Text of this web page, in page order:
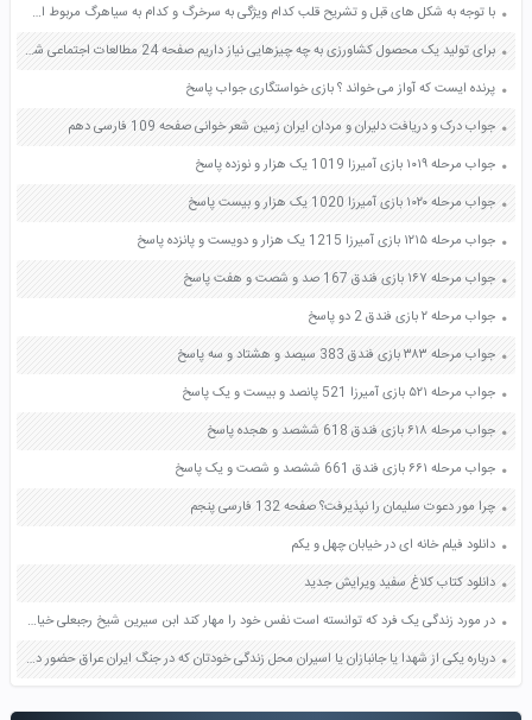
با توجه به شکل های قبل و تشریح قلب کدام ویژگی به سرخرگ و کدام به سیاهرگ مربوط است صفحه 122 علوم هفتم
برای تولید یک محصول کشاورزی به چه چیزهایی نیاز داریم صفحه 24 مطالعات اجتماعی ششم
پرنده ایست که آواز می خواند ؟ بازی خواستگاری جواب پاسخ
جواب درک و دریافت دلیران و مردان ایران زمین شعر خوانی صفحه 109 فارسی دهم
جواب مرحله ۱۰۱۹ بازی آمیرزا 1019 یک هزار و نوزده پاسخ
جواب مرحله ۱۰۲۰ بازی آمیرزا 1020 یک هزار و بیست پاسخ
جواب مرحله ۱۲۱۵ بازی آمیرزا 1215 یک هزار و دویست و پانزده پاسخ
جواب مرحله ۱۶۷ بازی فندق 167 صد و شصت و هفت پاسخ
جواب مرحله ۲ بازی فندق 2 دو پاسخ
جواب مرحله ۳۸۳ بازی فندق 383 سیصد و هشتاد و سه پاسخ
جواب مرحله ۵۲۱ بازی آمیرزا 521 پانصد و بیست و یک پاسخ
جواب مرحله ۶۱۸ بازی فندق 618 ششصد و هجده پاسخ
جواب مرحله ۶۶۱ بازی فندق 661 ششصد و شصت و یک پاسخ
چرا مور دعوت سلیمان را نپذیرفت؟ صفحه 132 فارسی پنجم
دانلود فیلم خانه ای در خیابان چهل و یکم
دانلود کتاب کلاغ سفید ویرایش جدید
در مورد زندگی یک فرد که توانسته است نفس خود را مهار کند ابن سیرین شیخ رجبعلی خیاط تحقیق کنید صفحه 59 تفکر و سبک زندگی هشتم
درباره یکی از شهدا یا جانبازان یا اسیران محل زندگی خودتان که در جنگ ایران عراق حضور داشتند تحقیق کنید صفحه 91 کتاب هدیه های آسمانی پایه ششم